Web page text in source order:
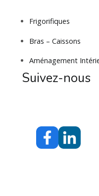
Frigorifiques
Bras – Caissons
Aménagement
Suivez-nous